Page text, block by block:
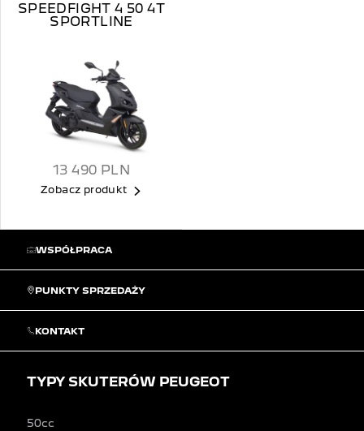
SPEEDFIGHT 4 50 4T
SPORTLINE
13 490 PLN
Zobacz produkt
WSPÓŁPRACA
PUNKTY SPRZEDAŻY
KONTAKT
TYPY SKUTERÓW PEUGEOT
50cc